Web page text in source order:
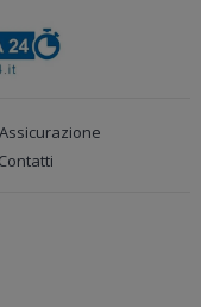
Assicurazione
Contatti